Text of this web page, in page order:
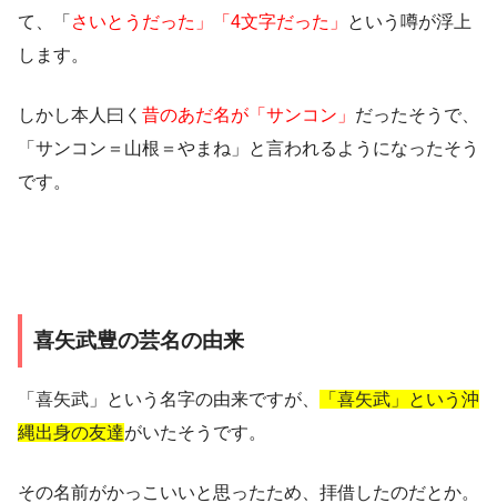
て、「 さいとうだった」「4文字だった」
という噂が浮上
します。
しかし本人曰く 昔のあだ名が「サンコン」 だったそうで、
「サンコン＝山根＝やまね」と言われるようになったそう
です。
喜矢武豊の芸名の由来
「喜矢武」という名字の由来ですが、
「喜矢武」という沖
縄出身の友達がいたそうです。
その名前がかっこいいと思ったため、拝借したのだとか。